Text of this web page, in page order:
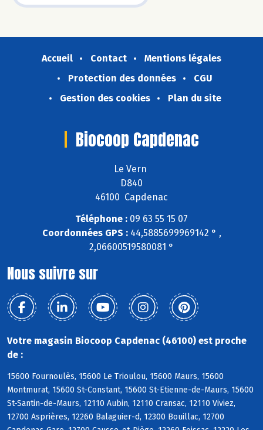
Accueil Contact
Mentions légales
Protection des données
CGU
Gestion des cookies
Plan du site
Biocoop Capdenac
Le Vern
D840
46100 Capdenac
Téléphone : 09 63 55 15 07
Coordonnées GPS :44,5885699969142 ° ,
2,06600519580081 °
Nous suivre sur
Votre magasin Biocoop Capdenac (46100) est proche
de :
15600 Fournoulès, 15600 Le Trioulou, 15600 Maurs, 15600
Montmurat, 15600 St-Constant, 15600 St-Etienne-de-Maurs, 15600
St-Santin-de-Maurs, 12110 Aubin, 12110 Cransac, 12110 Viviez,
12700 Asprières, 12260 Balaguier-d, 12300 Bouillac, 12700